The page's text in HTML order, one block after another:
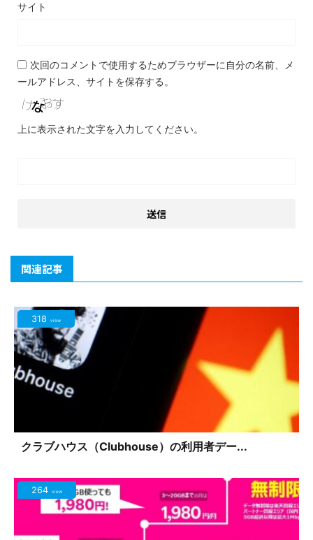
サイト
次回のコメントで使用するためブラウザーに自分の名前、メ
ールアドレス、サイトを保存する。
上に表示された文字を入力してください。
関連記事
318 view
クラブハウス（Clubhouse）の利用者デー...
264 view